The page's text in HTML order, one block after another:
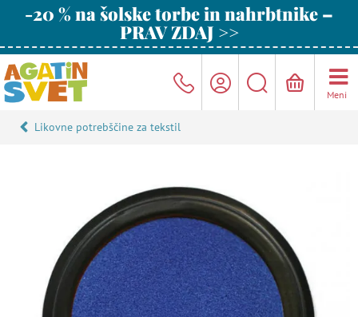
-20 % na šolske torbe in nahrbtnike –
PRAV ZDAJ >>
Meni
Likovne potrebščine za tekstil